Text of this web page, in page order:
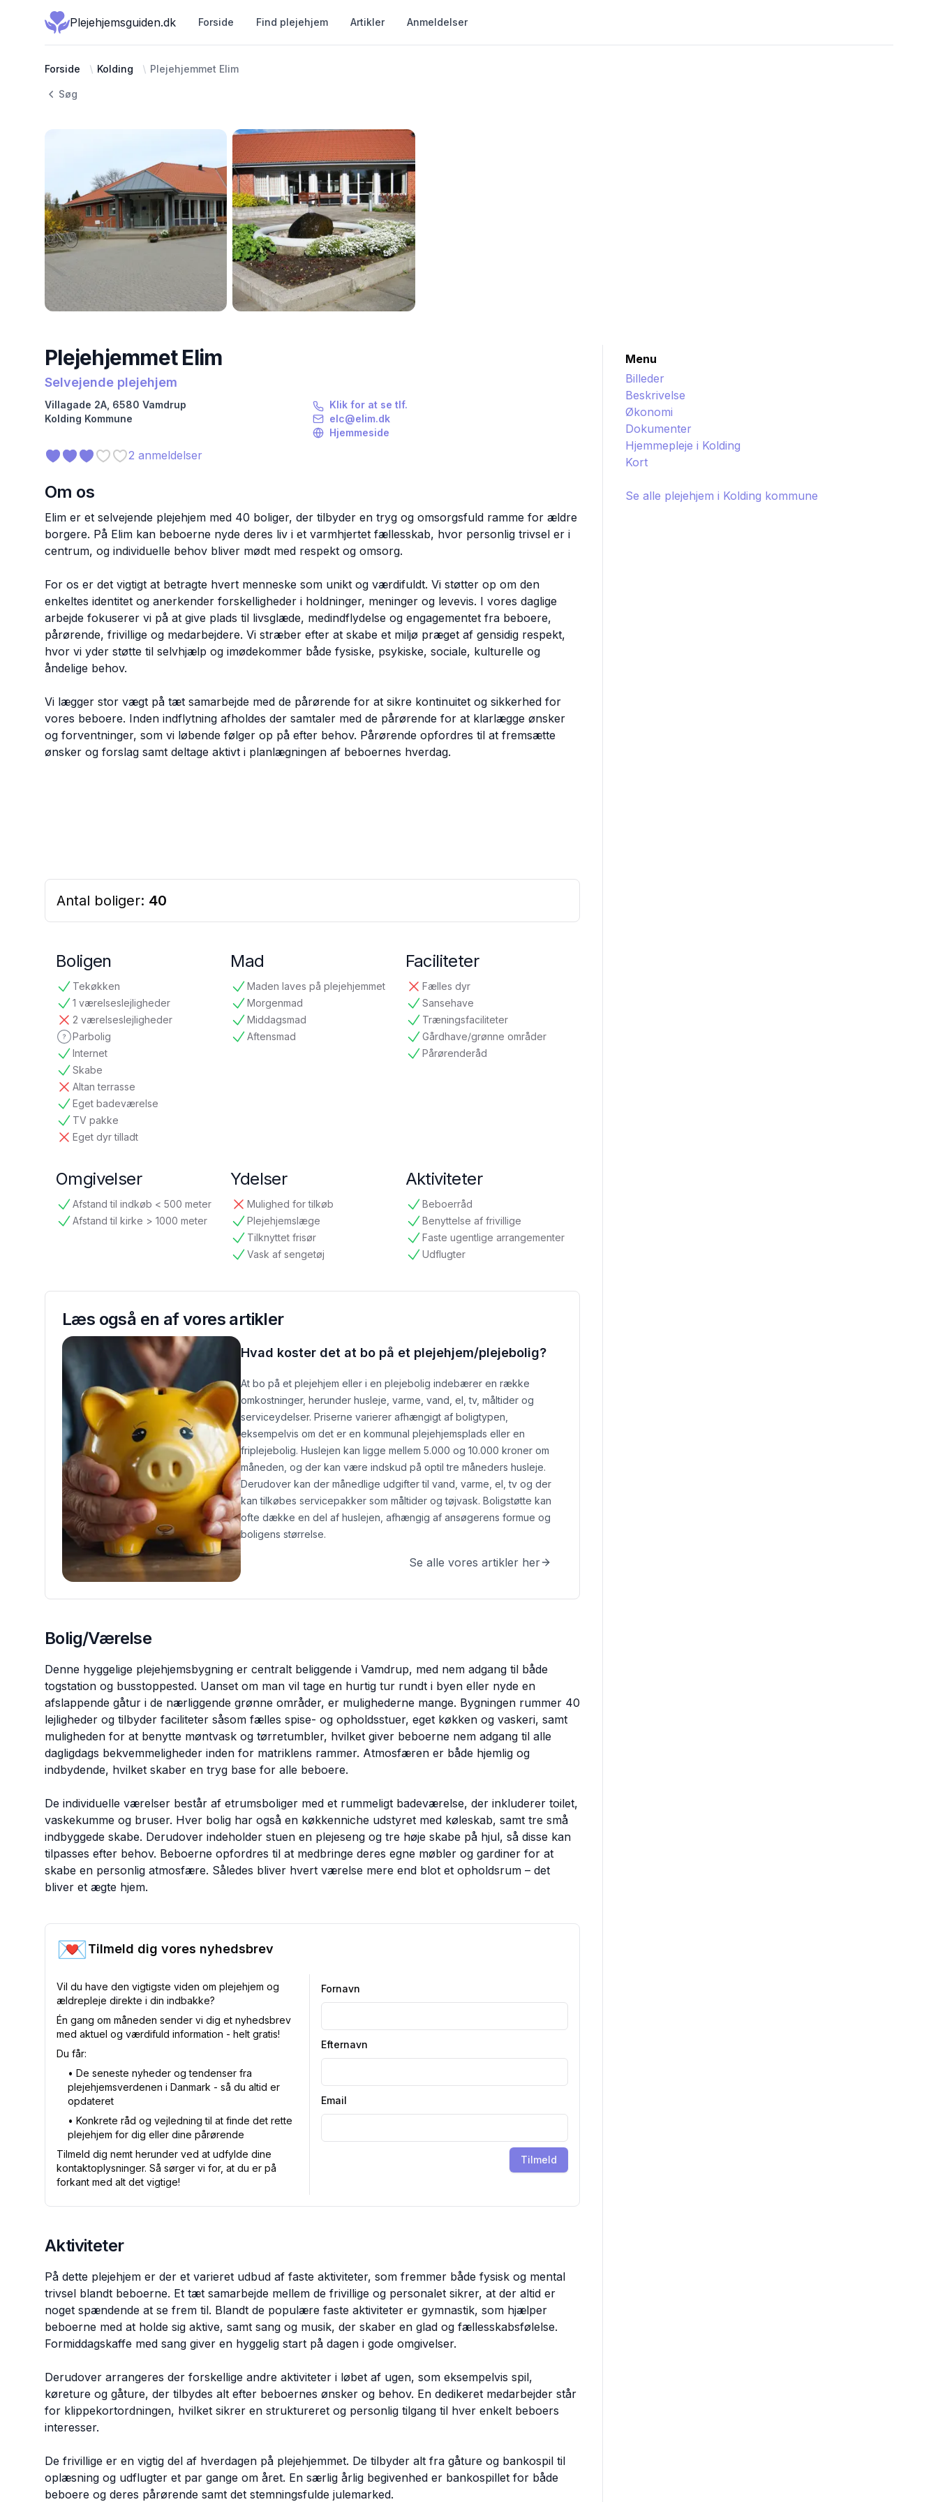
Plejehjemsguiden.dk Forside Find plejehjem Artikler Anmeldelser
Forside Kolding Plejehjemmet Elim
Søg
Plejehjemmet Elim
Selvejende plejehjem
Villagade 2A 6580 Vamdrup
Kolding Kommune
Klik for at se tlf.
elc@elim.dk
Hjemmeside
2 anmeldelser
Menu
Billeder
Beskrivelse
Økonomi
Dokumenter
Hjemmepleje i Kolding
Kort
Se alle plejehjem i Kolding kommune
Om os
Elim er et selvejende plejehjem med 40 boliger, der tilbyder en tryg og omsorgsfuld ramme for ældre
borgere. På Elim kan beboerne nyde deres liv i et varmhjertet fællesskab, hvor personlig trivsel er i
centrum, og individuelle behov bliver mødt med respekt og omsorg.
For os er det vigtigt at betragte hvert menneske som unikt og værdifuldt. Vi støtter op om den
enkeltes identitet og anerkender forskelligheder i holdninger, meninger og levevis. I vores daglige
arbejde fokuserer vi på at give plads til livsglæde, medindflydelse og engagementet fra beboere,
pårørende, frivillige og medarbejdere. Vi stræber efter at skabe et miljø præget af gensidig respekt,
hvor vi yder støtte til selvhjælp og imødekommer både fysiske, psykiske, sociale, kulturelle og
åndelige behov.
Vi lægger stor vægt på tæt samarbejde med de pårørende for at sikre kontinuitet og sikkerhed for
vores beboere. Inden indflytning afholdes der samtaler med de pårørende for at klarlægge ønsker
og forventninger, som vi løbende følger op på efter behov. Pårørende opfordres til at fremsætte
ønsker og forslag samt deltage aktivt i planlægningen af beboernes hverdag.
Antal boliger: 40
Boligen
Tekøkken
tilgængelig
1 værelseslejligheder
tilgængelig
2 værelseslejligheder
ikke tilgængelig
Parbolig
ikke oplyst
Internet
tilgængelig
Skabe
tilgængelig
Altan terrasse
ikke tilgængelig
Eget badeværelse
tilgængelig
TV pakke
tilgængelig
Eget dyr tilladt
ikke tilgængelig
Mad
Maden laves på plejehjemmet
tilgængelig
Morgenmad
tilgængelig
Middagsmad
tilgængelig
Aftensmad
tilgængelig
Faciliteter
Fælles dyr
ikke tilgængelig
Sansehave
tilgængelig
Træningsfaciliteter
tilgængelig
Gårdhave/grønne områder
tilgængelig
Pårørenderåd
tilgængelig
Omgivelser
Afstand til indkøb < 500 meter
tilgængelig
Afstand til kirke > 1000 meter
tilgængelig
Ydelser
Mulighed for tilkøb
ikke tilgængelig
Plejehjemslæge
tilgængelig
Tilknyttet frisør
tilgængelig
Vask af sengetøj
tilgængelig
Aktiviteter
Beboerråd
tilgængelig
Benyttelse af frivillige
tilgængelig
Faste ugentlige arrangementer
tilgængelig
Udflugter
tilgængelig
Læs også en af vores artikler
Hvad koster det at bo på et plejehjem/plejebolig?
At bo på et plejehjem eller i en plejebolig indebærer en række
omkostninger, herunder husleje, varme, vand, el, tv, måltider og
serviceydelser. Priserne varierer afhængigt af boligtypen,
eksempelvis om det er en kommunal plejehjemsplads eller en
friplejebolig. Huslejen kan ligge mellem 5.000 og 10.000 kroner om
måneden, og der kan være indskud på optil tre måneders husleje.
Derudover kan der månedlige udgifter til vand, varme, el, tv og der
kan tilkøbes servicepakker som måltider og tøjvask. Boligstøtte kan
ofte dække en del af huslejen, afhængig af ansøgerens formue og
boligens størrelse.
Se alle vores artikler her
Bolig/Værelse
Denne hyggelige plejehjemsbygning er centralt beliggende i Vamdrup, med nem adgang til både
togstation og busstoppested. Uanset om man vil tage en hurtig tur rundt i byen eller nyde en
afslappende gåtur i de nærliggende grønne områder, er mulighederne mange. Bygningen rummer 40
lejligheder og tilbyder faciliteter såsom fælles spise- og opholdsstuer, eget køkken og vaskeri, samt
muligheden for at benytte møntvask og tørretumbler, hvilket giver beboerne nem adgang til alle
dagligdags bekvemmeligheder inden for matriklens rammer. Atmosfæren er både hjemlig og
indbydende, hvilket skaber en tryg base for alle beboere.
De individuelle værelser består af etrumsboliger med et rummeligt badeværelse, der inkluderer toilet,
vaskekumme og bruser. Hver bolig har også en køkkenniche udstyret med køleskab, samt tre små
indbyggede skabe. Derudover indeholder stuen en plejeseng og tre høje skabe på hjul, så disse kan
tilpasses efter behov. Beboerne opfordres til at medbringe deres egne møbler og gardiner for at
skabe en personlig atmosfære. Således bliver hvert værelse mere end blot et opholdsrum – det
bliver et ægte hjem.
💌Tilmeld dig vores nyhedsbrev
Vil du have den vigtigste viden om plejehjem og
ældrepleje direkte i din indbakke?
Én gang om måneden sender vi dig et nyhedsbrev
med aktuel og værdifuld information - helt gratis!
Du får:
•⁠ De seneste nyheder og tendenser fra
plejehjemsverdenen i Danmark - så du altid er
opdateret
•⁠ Konkrete råd og vejledning til at finde det rette
plejehjem for dig eller dine pårørende
Tilmeld dig nemt herunder ved at udfylde dine
kontaktoplysninger. Så sørger vi for, at du er på
forkant med alt det vigtige!
Fornavn
Efternavn
Email
Tilmeld
Aktiviteter
På dette plejehjem er der et varieret udbud af faste aktiviteter, som fremmer både fysisk og mental
trivsel blandt beboerne. Et tæt samarbejde mellem de frivillige og personalet sikrer, at der altid er
noget spændende at se frem til. Blandt de populære faste aktiviteter er gymnastik, som hjælper
beboerne med at holde sig aktive, samt sang og musik, der skaber en glad og fællesskabsfølelse.
Formiddagskaffe med sang giver en hyggelig start på dagen i gode omgivelser.
Derudover arrangeres der forskellige andre aktiviteter i løbet af ugen, som eksempelvis spil,
køreture og gåture, der tilbydes alt efter beboernes ønsker og behov. En dedikeret medarbejder står
for klippekortordningen, hvilket sikrer en struktureret og personlig tilgang til hver enkelt beboers
interesser.
De frivillige er en vigtig del af hverdagen på plejehjemmet. De tilbyder alt fra gåture og bankospil til
oplæsning og udflugter et par gange om året. En særlig årlig begivenhed er bankospillet for både
beboere og deres pårørende samt det stemningsfulde julemarked.